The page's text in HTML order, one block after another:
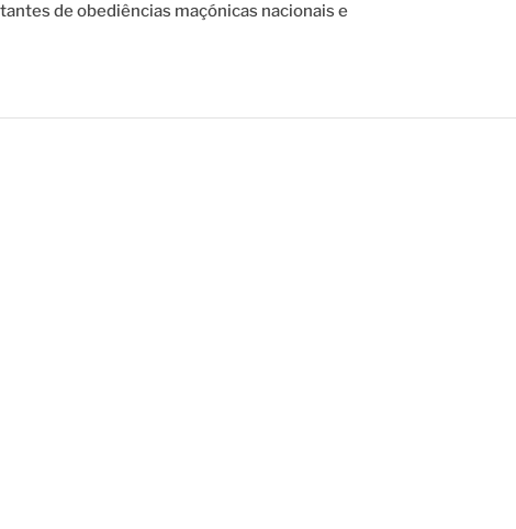
de obediências maçónicas nacionais e